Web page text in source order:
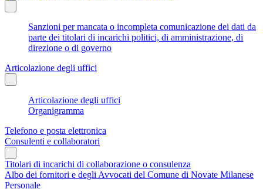
Sanzioni per mancata o incompleta comunicazione dei dati da
parte dei titolari di incarichi politici, di amministrazione, di
direzione o di governo
Articolazione degli uffici
Articolazione degli uffici
Organigramma
Telefono e posta elettronica
Consulenti e collaboratori
Titolari di incarichi di collaborazione o consulenza
Albo dei fornitori e degli Avvocati del Comune di Novate Milanese
Personale